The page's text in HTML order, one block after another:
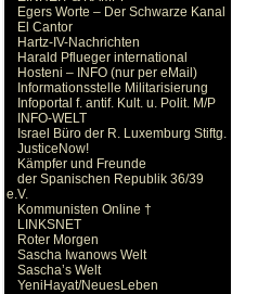
Egers Worte – Der Schwarze Kanal
El Cantor
Hartz-IV-Nachrichten
Harald Pflueger international
Hosteni – INFO (nur per eMail)
Informationsstelle Militarisierung
Infoportal f. antif. Kult. u. Polit. M/P
INFO-WELT
Israel Büro der R. Luxemburg Stiftg.
JusticeNow!
Kämpfer und Freunde
der Spanischen Republik 36/39
e.V.
Kommunisten Online †
LINKSNET
Roter Morgen
Sascha Iwanows Welt
Sascha’s Welt
YeniHayat/NeuesLeben